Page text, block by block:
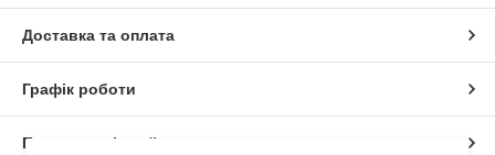
Доставка та оплата
Графік роботи
Повна версія сайту